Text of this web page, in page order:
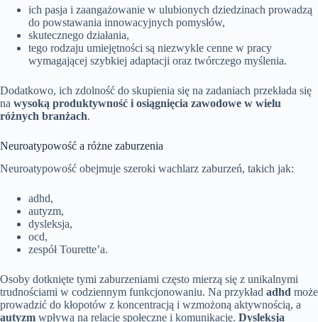
ich pasja i zaangażowanie w ulubionych dziedzinach prowadzą
do powstawania innowacyjnych pomysłów,
skutecznego działania,
tego rodzaju umiejętności są niezwykle cenne w pracy
wymagającej szybkiej adaptacji oraz twórczego myślenia.
Dodatkowo, ich zdolność do skupienia się na zadaniach przekłada się
na wysoką produktywność i osiągnięcia zawodowe w wielu
różnych branżach.
Neuroatypowość a różne zaburzenia
Neuroatypowość obejmuje szeroki wachlarz zaburzeń, takich jak:
adhd,
autyzm,
dysleksja,
ocd,
zespół Tourette’a.
Osoby dotknięte tymi zaburzeniami często mierzą się z unikalnymi
trudnościami w codziennym funkcjonowaniu. Na przykład adhd może
prowadzić do kłopotów z koncentracją i wzmożoną aktywnością, a
autyzm wpływa na relacje społeczne i komunikację. Dysleksja